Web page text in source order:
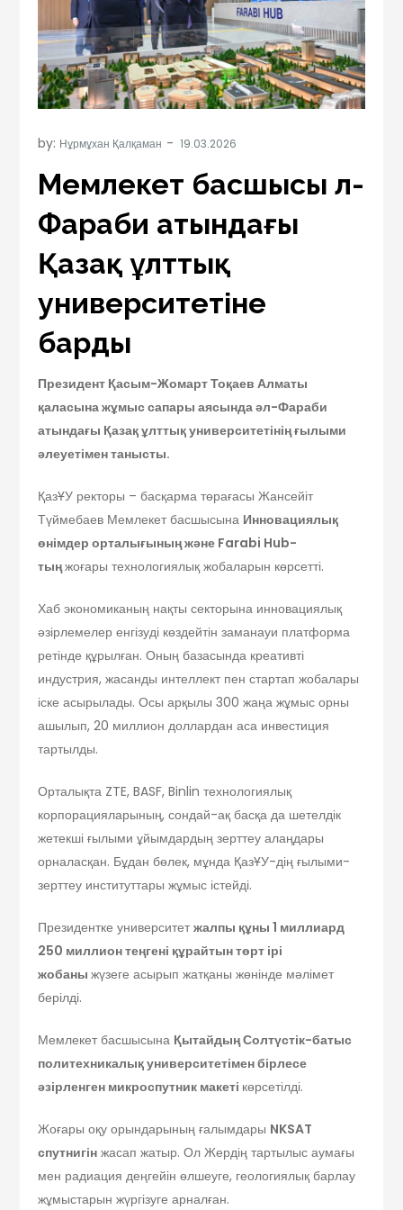
by: Нұрмұхан Қалқаман
Мемлекет басшысы әл-
Фараби атындағы
Қазақ ұлттық
университетіне
барды
Президент Қасым-Жомарт Тоқаев Алматы
қаласына жұмыс сапары аясында әл-Фараби
атындағы Қазақ ұлттық университетінің ғылыми
әлеуетімен танысты.
ҚазҰУ ректоры – басқарма төрағасы Жансейіт
Түймебаев Мемлекет басшысына Инновациялық
өнімдер орталығының және Farabi Hub-
тыңжоғары технологиялық жобаларын көрсетті.
Хаб экономиканың нақты секторына инновациялық
әзірлемелер енгізуді көздейтін заманауи платформа
ретінде құрылған. Оның базасында креативті
индустрия, жасанды интеллект пен стартап жобалары
іске асырылады. Осы арқылы 300 жаңа жұмыс орны
ашылып, 20 миллион доллардан аса инвестиция
тартылды.
Орталықта ZTE, BASF, Binlin технологиялық
корпорацияларының, сондай-ақ басқа да шетелдік
жетекші ғылыми ұйымдардың зерттеу алаңдары
орналасқан. Бұдан бөлек, мұнда ҚазҰУ-дің ғылыми-
зерттеу институттары жұмыс істейді.
Президентке университетжалпы құны 1 миллиард
250 миллион теңгені құрайтын төрт ірі
жобаныжүзеге асырып жатқаны жөнінде мәлімет
берілді.
Мемлекет басшысына Қытайдың Солтүстік-батыс
политехникалық университетімен бірлесе
әзірленген микроспутник макеті көрсетілді.
Жоғары оқу орындарының ғалымдары NKSAT
спутнигін жасап жатыр. Ол Жердің тартылыс аумағы
мен радиация деңгейін өлшеуге, геологиялық барлау
жұмыстарын жүргізуге арналған.